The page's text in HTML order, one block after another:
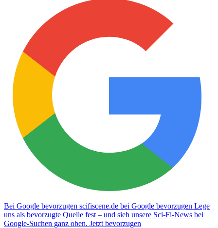
Bei Google bevorzugen scifiscene.de bei Google bevorzugen Lege
uns als bevorzugte Quelle fest – und sieh unsere Sci-Fi-News bei
Google-Suchen ganz oben. Jetzt bevorzugen